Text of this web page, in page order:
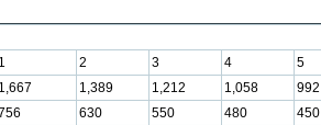
1 2 3 4 5
1,667 1,389 1,212 1,058
992
630 550 480 450